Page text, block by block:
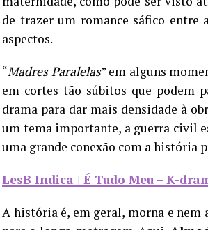
de trazer um romance sáfico entre
aspectos.
“Madres Paralelas” em alguns
em cortes tão súbitos que podem
drama para dar mais densidade à
um tema importante, a guerra civil
uma grande conexão com a história
LesB Indica | É Tudo Meu – K-
A história é, em geral, morna e